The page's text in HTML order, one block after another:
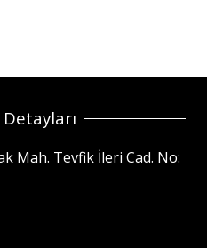
Mah. Tevfik İleri Cad. No: